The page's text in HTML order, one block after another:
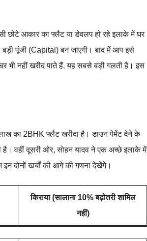
छोटे आकार का फ्लैट या डेवलप हो रहे इलाके में घर
पूंजी (Capital) बन जाएगी। बाद में आप इसे
भी नहीं खरीद पाते हैं, यह सबसे बड़ी गलती है। इस
का 2BHK फ्लैट खरीदा है। डाउन पेमेंट देने के
है। वहीं दूसरी ओर, सोहन यादव ने एक अच्छे इलाके में
दोनों खर्चों की आगे की गणना देखेंगे।
किराया (सालाना 10% बढ़ोतरी शामिल
नहीं)